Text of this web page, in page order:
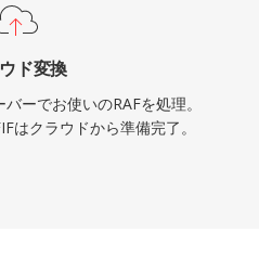
ド変換
ーでお使いのRAFを処理。
はクラウドから準備完了。